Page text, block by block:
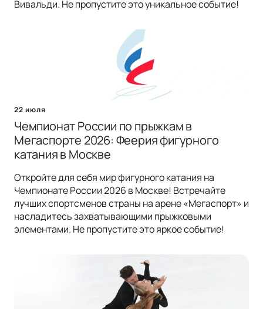
Вивальди. Не пропустите это уникальное событие!
22 июля
Чемпионат России по прыжкам в
Мегаспорте 2026: Феерия фигурного
катания в Москве
Откройте для себя мир фигурного катания на
Чемпионате России 2026 в Москве! Встречайте
лучших спортсменов страны на арене «Мегаспорт» и
насладитесь захватывающими прыжковыми
элементами. Не пропустите это яркое событие!